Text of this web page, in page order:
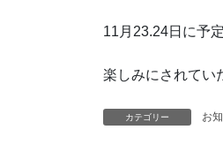
11月23.24日に予
楽しみにされてい
カテゴリー お